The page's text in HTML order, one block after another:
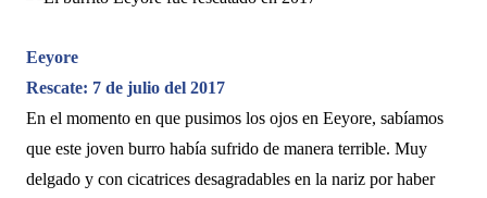
Eeyore
Rescate: 7 de julio del 2017
En el momento en que pusimos los ojos en Eeyore, sabíamos
que este joven burro había sufrido de manera terrible. Muy
delgado y con cicatrices desagradables en la nariz por haber